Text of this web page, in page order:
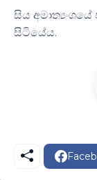
සිය
සිටියේය.